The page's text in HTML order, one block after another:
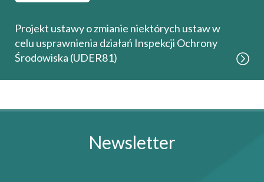
Projekt ustawy o zmianie niektórych ustaw w
celu usprawnienia działań Inspekcji Ochrony
Środowiska (UDER81)
Newsletter